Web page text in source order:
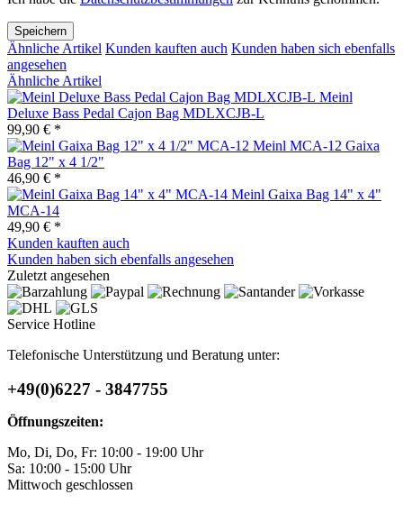
Speichern
Ähnliche Artikel Kunden kauften auch Kunden haben sich ebenfalls
angesehen
Ähnliche Artikel
Meinl
Deluxe Bass Pedal Cajon Bag MDLXCJB-L
99,90 € *
Meinl MCA-12 Gaixa
Bag 12" x 4 1/2"
46,90 € *
Meinl Gaixa Bag 14" x 4"
MCA-14
49,90 € *
Kunden kauften auch
Kunden haben sich ebenfalls angesehen
Zuletzt angesehen
Service Hotline
Telefonische Unterstützung und Beratung unter:
+49(0)6227 - 3847755
Öffnungszeiten:
Mo, Di, Do, Fr: 10:00 - 19:00 Uhr
Sa: 10:00 - 15:00 Uhr
Mittwoch geschlossen